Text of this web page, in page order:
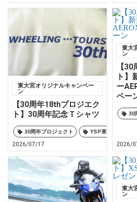
東大宮オリジナルキャンペー
ン
【30周年18thプロジエク
ト】30周年記念Ｔシャツ
30周年プロジェクト YSP東大宮オリジナ
2026/07/17
東大
ン
【
ト】
ー
ペー
30
2026/
東大
ン